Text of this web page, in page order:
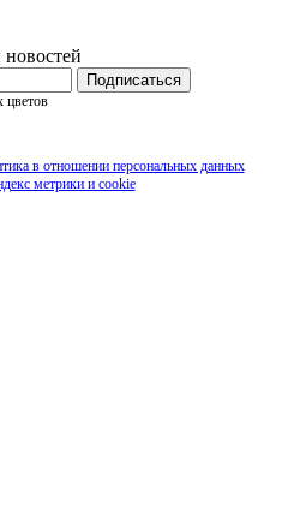
Подписаться
цветов
в отношении персональных данных
метрики и cookie